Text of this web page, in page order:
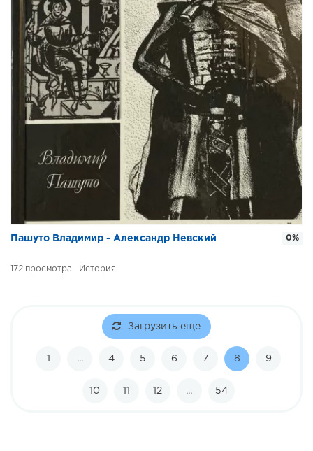
Пашуто Владимир - Александр Невский
172 История
0%
Загрузить еще
1 ... 4 5 6 7 8 9
10 11 12 ... 54